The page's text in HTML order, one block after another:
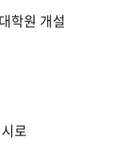
학원 개설
로